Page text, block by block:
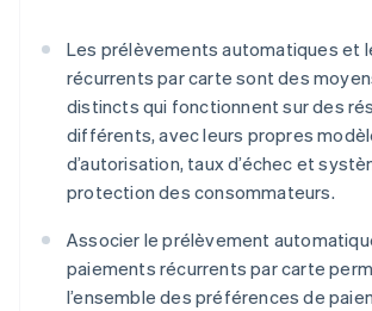
Les prélèvements automatiques et
récurrents par carte sont des
distincts qui fonctionnent sur des
différents, avec leurs propres
d’autorisation, taux d’échec et
protection des consommateurs.
Associer le prélèvement
paiements récurrents par carte
l’ensemble des préférences de